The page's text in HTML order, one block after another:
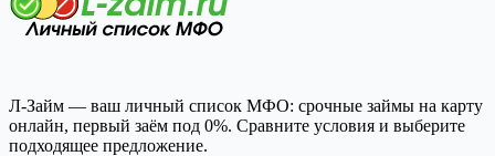
Л-Займ — ваш личный список МФО: срочные займы на карту
онлайн, первый заём под 0%. Сравните условия и выберите
подходящее предложение.